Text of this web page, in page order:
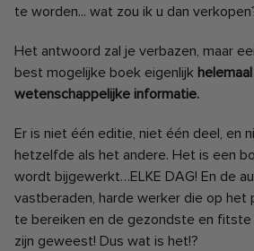
te worden... wat zou ik u dan
Het antwoord zal je verbazen, maar
best mogelijke boek eigenlijk
wetenschappelijke informatie.
Er is niet één editie, niet één deel, en
hetzelfde als het andere. Het is een
wordt bijgewerkt…ELKE DAG! En de
vastberaden, harde werker die op het
te bereiken en de gezondste en
zijn geweest! Dus wat is het!?